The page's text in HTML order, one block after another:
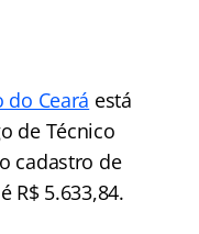
do Ceará está
de Técnico
cadastro de
R$ 5.633,84.